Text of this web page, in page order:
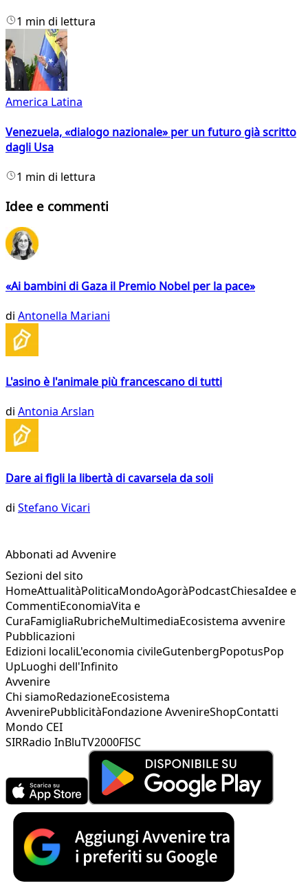
1 min di lettura
America Latina
Venezuela, «dialogo nazionale» per un futuro già scritto
dagli Usa
1 min di lettura
Idee e commenti
«Ai bambini di Gaza il Premio Nobel per la pace»
di Antonella Mariani
L'asino è l'animale più francescano di tutti
di Antonia Arslan
Dare ai figli la libertà di cavarsela da soli
di Stefano Vicari
Abbonati ad Avvenire
Sezioni del sito
HomeAttualitàPoliticaMondoAgoràPodcastChiesaIdee e
CommentiEconomiaVita e
CuraFamigliaRubricheMultimediaEcosistema avvenire
Pubblicazioni
Edizioni localiL'economia civileGutenbergPopotusPop
UpLuoghi dell'Infinito
Avvenire
Chi siamoRedazioneEcosistema
AvvenirePubblicitàFondazione AvvenireShopContatti
Mondo CEI
SIRRadio InBluTV2000FISC